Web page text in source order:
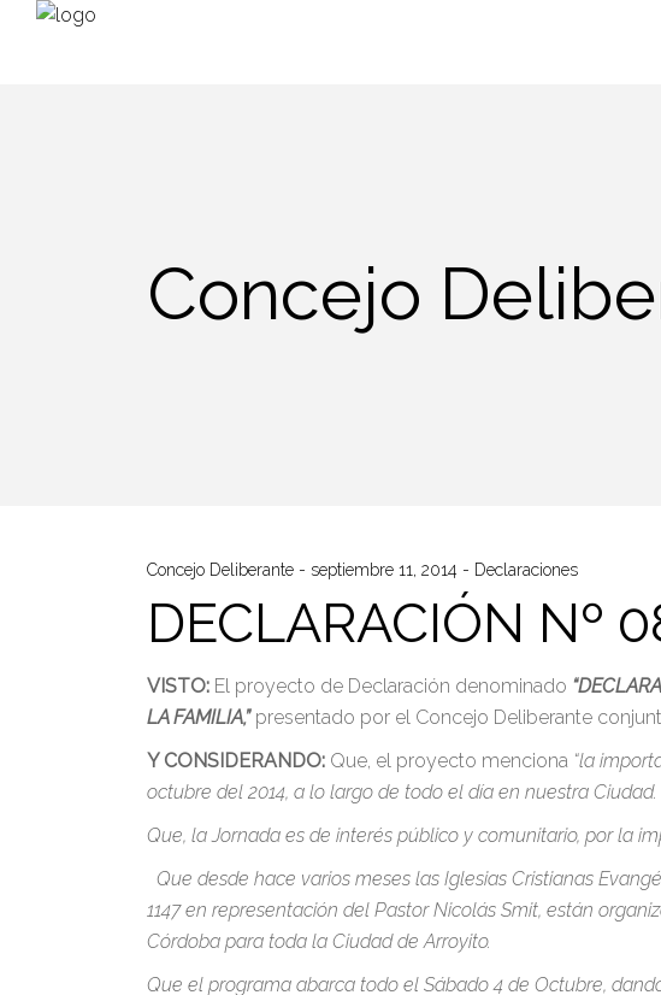
Concejo
Concejo Deliberante septiembre 11, 2014 Declaraciones
DECLARACIÓN Nº
VISTO: El proyecto de Declaración denominado
LA FAMILIA,” presentado por el Concejo Deliberante
Y CONSIDERANDO: Que, el proyecto menciona “la
octubre del 2014, a lo largo de todo el día en nuestra Ciudad.
Que, la Jornada es de interés público y comunitario, por la
Que desde hace varios meses las Iglesias Cristianas
1147 en representación del Pastor Nicolás Smit, están
Córdoba para toda la Ciudad de Arroyito.
Que el programa abarca todo el Sábado 4 de Octubre,